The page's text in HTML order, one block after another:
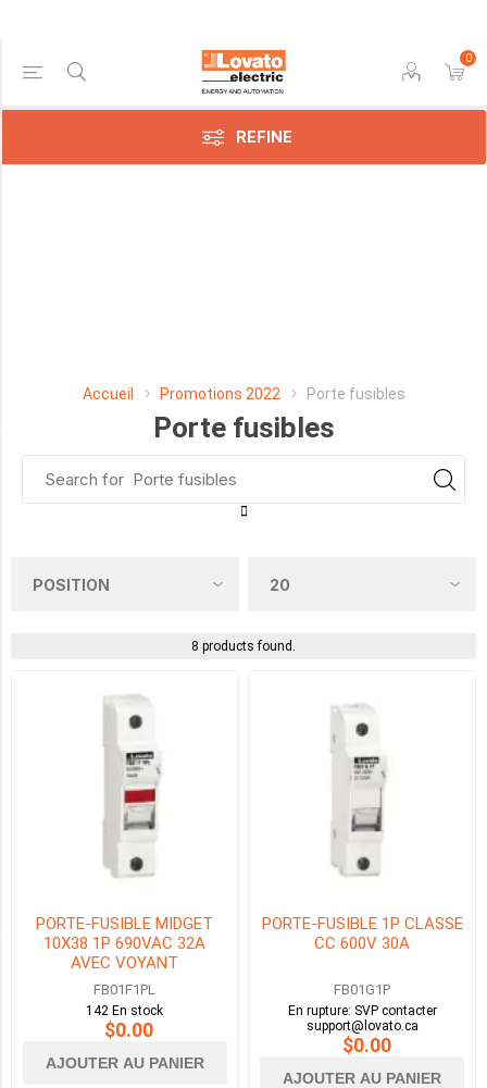
0
REFINE
Accueil Promotions 2022 Porte fusibles
Porte fusibles
8 products found.
PORTE-FUSIBLE MIDGET
10X38 1P 690VAC 32A
AVEC VOYANT
FB01F1PL
142 En stock
$0.00
AJOUTER AU PANIER
PORTE-FUSIBLE 1P CLASSE
CC 600V 30A
FB01G1P
En rupture: SVP contacter
support@lovato.ca
$0.00
AJOUTER AU PANIER
Price Range
SpA
NOMBRE DE POLES
TYPE DE FUSIBLE
Exclude
Out